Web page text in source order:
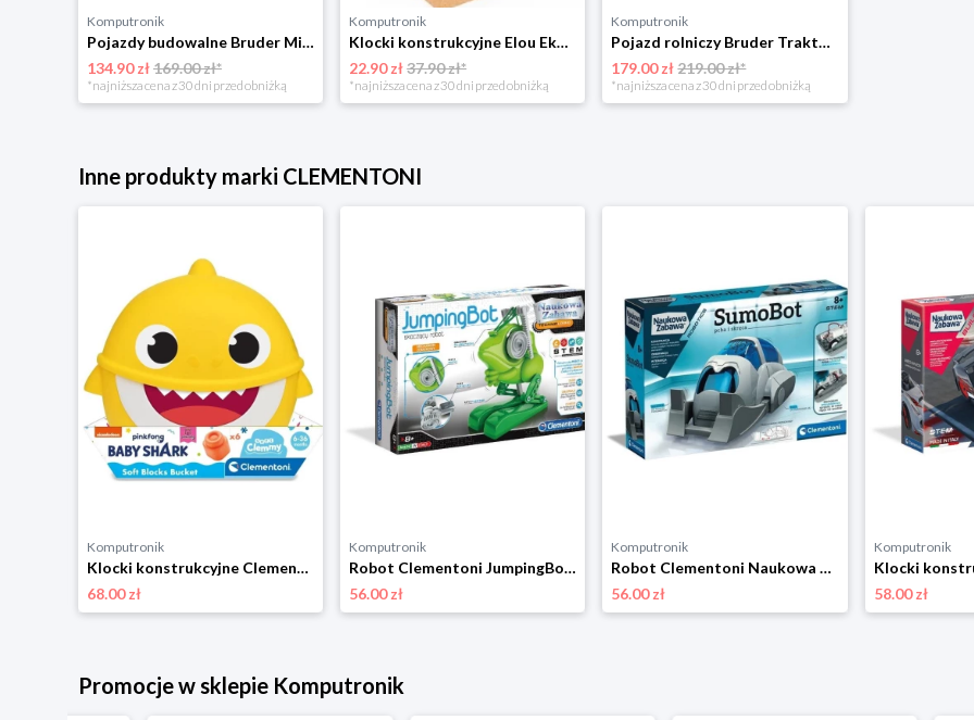
Komputronik
Pojazdy budowalne Bruder Minikoparka CAT BR-02466 żółty
134.90 zł169.00 zł*
*najniższa cena z 30 dni przed obniżką
Komputronik
Klocki konstrukcyjne Elou Ekologiczne Korkowe 6 szt.
22.90 zł37.90 zł*
*najniższa cena z 30 dni przed obniżką
Komputronik
Pojazd rolniczy Bruder Traktor Fendt 1050 Vario BR-04040
179.00 zł219.00 zł*
*najniższa cena z 30 dni przed obniżką
Inne produkty marki CLEMENTONI
Komputronik
Klocki konstrukcyjne Clementoni Soft Clemmy Baby Shark wiaderko żółte 17427
68.00 zł
Komputronik
Robot Clementoni JumpingBot 50325
56.00 zł
Komputronik
Robot Clementoni Naukowa Zabawa SumBot 50635
56.00 zł
Komputronik
58.00 zł
Promocje w sklepie Komputronik